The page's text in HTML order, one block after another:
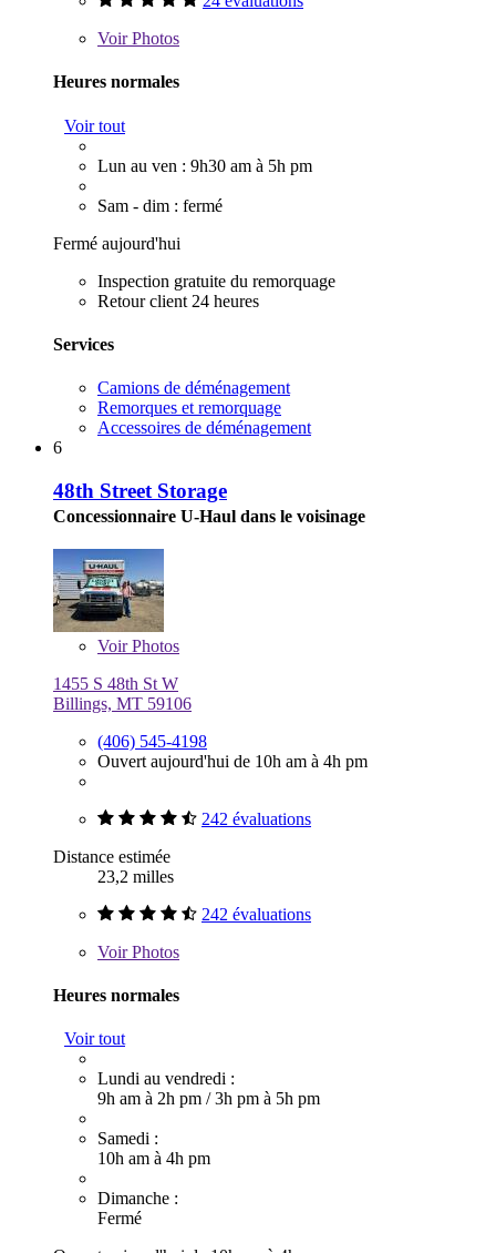
VoirPhotos
Heures normales
Voir tout
Lun au ven : 9h30 am à 5h pm
Sam - dim : fermé
Fermé aujourd'hui
Inspection gratuite du remorquage
Retour client 24 heures
Services
Camions de déménagement
Remorques et remorquage
Accessoires de déménagement
6
48th Street Storage
Concessionnaire U-Haul dans le voisinage
VoirPhotos
1455 S 48th St W
Billings, MT 59106
(406) 545-4198
Ouvert aujourd'hui de 10h am à 4h pm
242 évaluations
Distance estimée
23,2 milles
242 évaluations
VoirPhotos
Heures normales
Voir tout
Lundi au vendredi :
9h am à 2h pm /3h pm à 5h pm
Samedi :
10h am à 4h pm
Dimanche :
Fermé